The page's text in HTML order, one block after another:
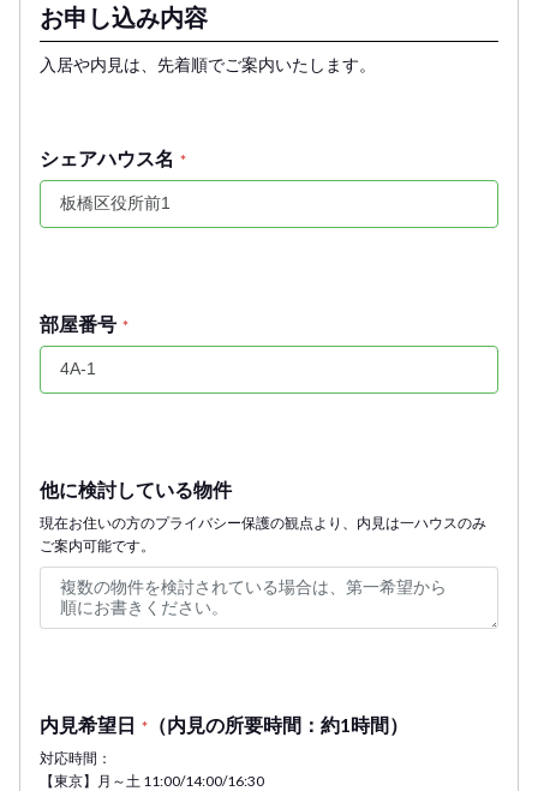
お申し込み内容
入居や内見は、先着順でご案内いたします。
シェアハウス名 *
部屋番号 *
他に検討している物件
現在お住いの方のプライバシー保護の観点より、内見は一ハウスのみ
ご案内可能です。
内見希望日 * （内見の所要時間：約1時間）
対応時間：
【東京】月～土 11:00/14:00/16:30